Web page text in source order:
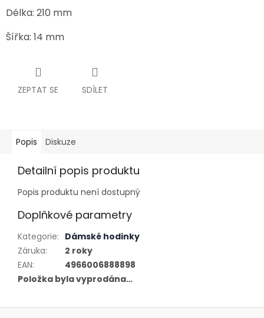
Délka: 210 mm
Šířka: 14 mm
ZEPTAT SE SDÍLET
Popis Diskuze
Detailní popis produktu
Popis produktu není dostupný
Doplňkové parametry
Kategorie: Dámské hodinky
Záruka:
2 roky
EAN:
4966006888898
Položka byla vyprodána…
Z